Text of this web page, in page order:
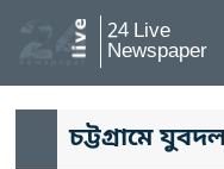
24 Live
Newspaper
চট্টগ্রামে